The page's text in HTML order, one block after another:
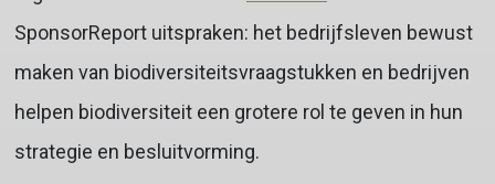
SponsorReport uitspraken: het bedrijfsleven bewust
maken van biodiversiteitsvraagstukken en bedrijven
helpen biodiversiteit een grotere rol te geven in hun
strategie en besluitvorming.